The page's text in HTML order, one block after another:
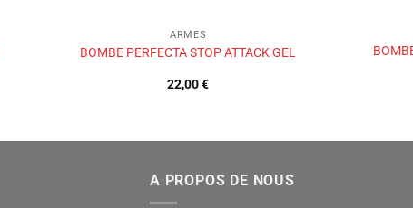
ARMES
BOMBE PERFECTA STOP ATTACK GEL
22,00€
A PROPOS DE NOUS